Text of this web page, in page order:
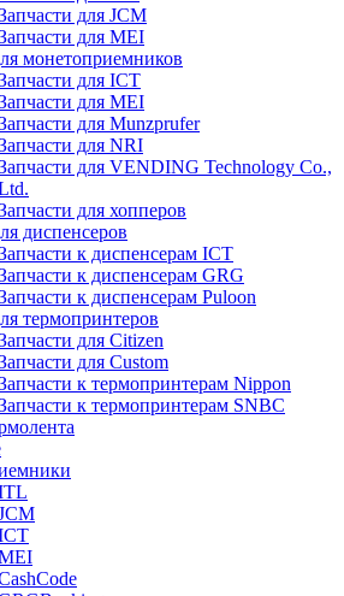
для JCM
для MEI
монетоприемников
для ICT
для MEI
для Munzprufer
для NRI
для VENDING Technology Co.,
для хопперов
диспенсеров
к диспенсерам ICT
к диспенсерам GRG
к диспенсерам Puloon
термопринтеров
для Citizen
для Custom
к термопринтерам Nippon
к термопринтерам SNBC